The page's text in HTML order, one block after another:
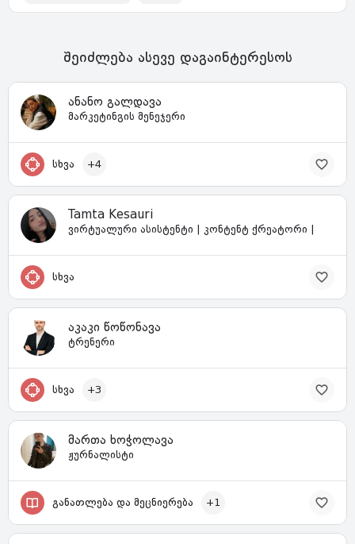
შეიძლება ასევე დაგაინტერესოს
ანანო გალდავა
მარკეტინგის მენეჯერი
სხვა +4
Tamta Kesauri
ვირტუალური ასისტენტი | კონტენტ ქრეატორი |
სხვა
აკაკი წოწონავა
ტრენერი
სხვა +3
მართა ხოჭოლავა
ჟურნალისტი
განათლება და მეცნიერება +1